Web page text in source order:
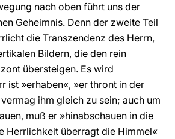
nach oben führt uns der
Geheimnis. Denn der zweite Teil
die Transzendenz des Herrn,
Bildern, die den rein
übersteigen. Es wird
ist »erhaben«, »er thront in der
ihm gleich zu sein; auch um
muß er »hinabschauen in die
Herrlichkeit überragt die Himmel«